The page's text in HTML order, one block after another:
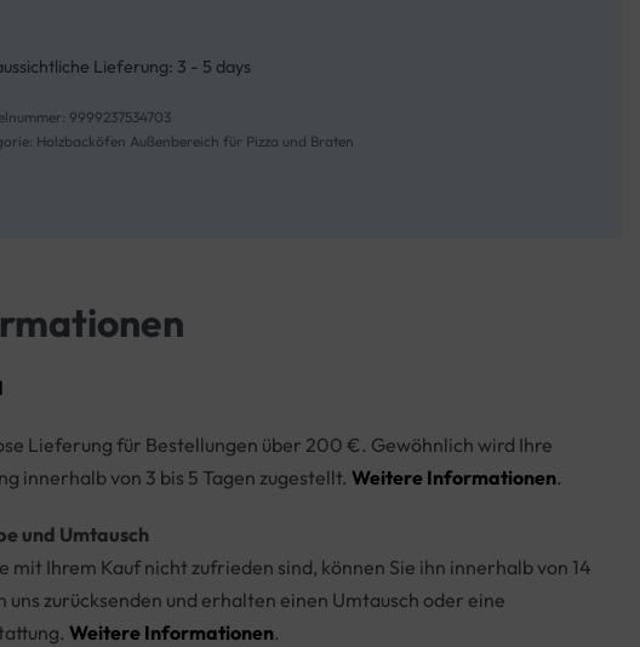
Lieferung: 3 - 5 days
9999237534703
Holzbacköfen Außenbereich für Pizza und Braten
Lieferung für Bestellungen über 200 €. Gewöhnlich wird Ihre
innerhalb von 3 bis 5 Tagen zugestellt. Weitere Informationen.
und Umtausch
mit Ihrem Kauf nicht zufrieden sind, können Sie ihn innerhalb von 14
uns zurücksenden und erhalten einen Umtausch oder eine
Weitere Informationen.